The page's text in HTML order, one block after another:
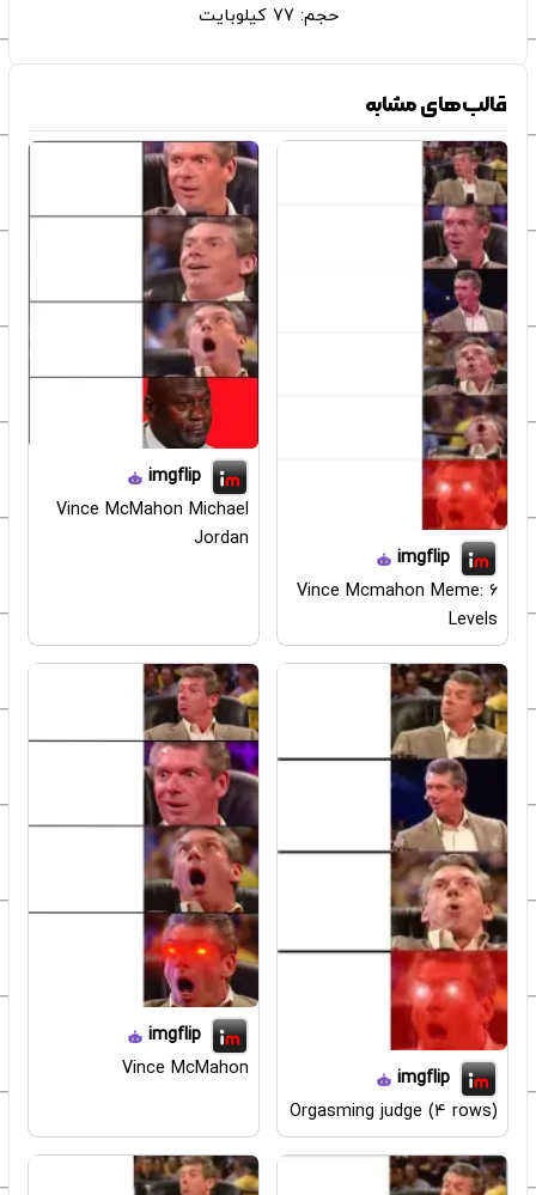
حجم: 77 کیلوبایت
قالب‌های مشابه
imgflip
Vince Mcmahon Meme: 6
Levels
imgflip
Vince McMahon Michael
Jordan
imgflip
Orgasming judge (4 rows)
imgflip
Vince McMahon